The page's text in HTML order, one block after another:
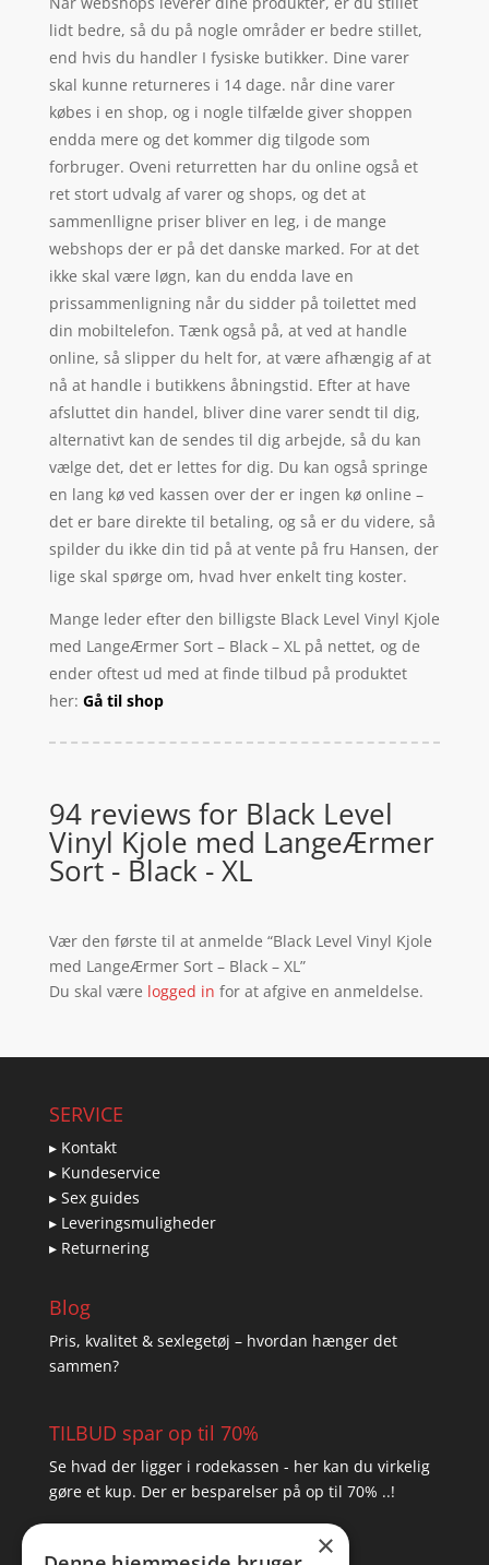
lidt bedre, så du på nogle områder er bedre stillet,
end hvis du handler I fysiske butikker. Dine varer
skal kunne returneres i 14 dage. når dine varer
købes i en shop, og i nogle tilfælde giver shoppen
endda mere og det kommer dig tilgode som
forbruger. Oveni returretten har du online også et
ret stort udvalg af varer og shops, og det at
sammenlligne priser bliver en leg, i de mange
webshops der er på det danske marked. For at det
ikke skal være løgn, kan du endda lave en
prissammenligning når du sidder på toilettet med
din mobiltelefon. Tænk også på, at ved at handle
online, så slipper du helt for, at være afhængig af at
nå at handle i butikkens åbningstid. Efter at have
afsluttet din handel, bliver dine varer sendt til dig,
alternativt kan de sendes til dig arbejde, så du kan
vælge det, det er lettes for dig. Du kan også springe
en lang kø ved kassen over der er ingen kø online –
det er bare direkte til betaling, og så er du videre, så
spilder du ikke din tid på at vente på fru Hansen, der
lige skal spørge om, hvad hver enkelt ting koster.
Mange leder efter den billigste Black Level Vinyl Kjole
med LangeÆrmer Sort – Black – XL på nettet, og de
ender oftest ud med at finde tilbud på produktet
her: Gå til shop
94 reviews for Black Level
Vinyl Kjole med LangeÆrmer
Sort - Black - XL
Vær den første til at anmelde “Black Level Vinyl Kjole
med LangeÆrmer Sort – Black – XL”
Du skal være logged in for at afgive en anmeldelse.
SERVICE
▸ Kontakt
▸ Kundeservice
▸ Sex guides
▸ Leveringsmuligheder
▸ Returnering
Blog
Pris, kvalitet & sexlegetøj – hvordan hænger det
sammen?
TILBUD spar op til 70%
Se hvad der ligger i rodekassen - her kan du virkelig
gøre et kup. Der er besparelser på op til 70% ..!
×